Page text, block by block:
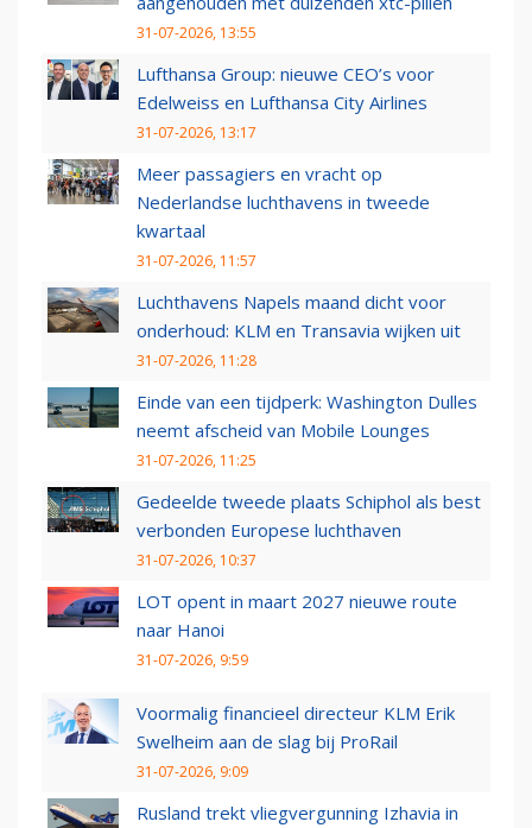
31-07-2026, 13:55
Lufthansa Group: nieuwe CEO’s voor
Edelweiss en Lufthansa City Airlines
31-07-2026, 13:17
Meer passagiers en vracht op
Nederlandse luchthavens in tweede
kwartaal
31-07-2026, 11:57
Luchthavens Napels maand dicht voor
onderhoud: KLM en Transavia wijken uit
31-07-2026, 11:28
Einde van een tijdperk: Washington Dulles
neemt afscheid van Mobile Lounges
31-07-2026, 11:25
Gedeelde tweede plaats Schiphol als best
verbonden Europese luchthaven
31-07-2026, 10:37
LOT opent in maart 2027 nieuwe route
naar Hanoi
31-07-2026, 9:59
Voormalig financieel directeur KLM Erik
Swelheim aan de slag bij ProRail
31-07-2026, 9:09
Rusland trekt vliegvergunning Izhavia in